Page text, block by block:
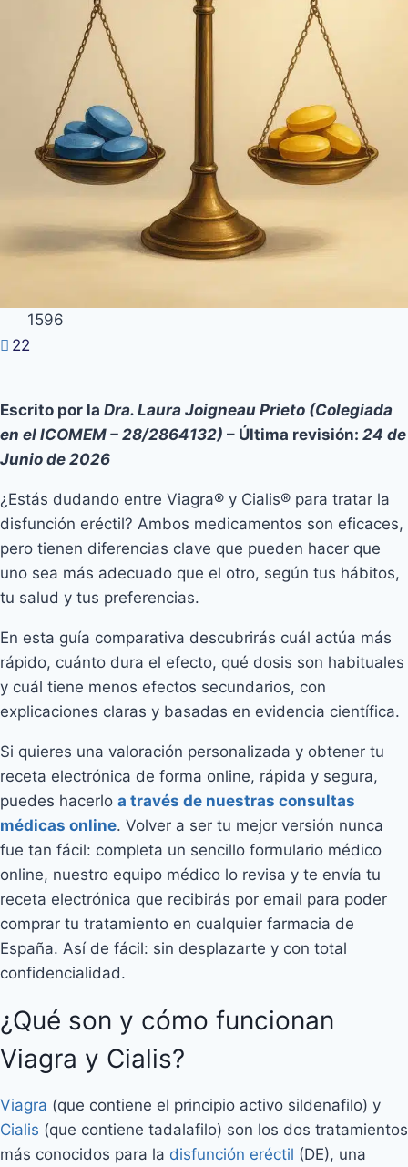
1596
22
Escrito por la Dra. Laura Joigneau Prieto (Colegiada
en el ICOMEM – 28/2864132) – Última revisión: 24 de
Junio de 2026
¿Estás dudando entre Viagra® y Cialis® para tratar la
disfunción eréctil? Ambos medicamentos son eficaces,
pero tienen diferencias clave que pueden hacer que
uno sea más adecuado que el otro, según tus hábitos,
tu salud y tus preferencias.
En esta guía comparativa descubrirás cuál actúa más
rápido, cuánto dura el efecto, qué dosis son habituales
y cuál tiene menos efectos secundarios, con
explicaciones claras y basadas en evidencia científica.
Si quieres una valoración personalizada y obtener tu
receta electrónica de forma online, rápida y segura,
puedes hacerlo a través de nuestras consultas
médicas online. Volver a ser tu mejor versión nunca
fue tan fácil: completa un sencillo formulario médico
online, nuestro equipo médico lo revisa y te envía tu
receta electrónica que recibirás por email para poder
comprar tu tratamiento en cualquier farmacia de
España. Así de fácil: sin desplazarte y con total
confidencialidad.
¿Qué son y cómo funcionan
Viagra y Cialis?
Viagra (que contiene el principio activo sildenafilo) y
Cialis (que contiene tadalafilo) son los dos tratamientos
más conocidos para la disfunción eréctil (DE), una